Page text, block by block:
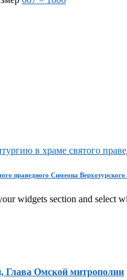
в храме святого
праведного Симеона Верхотурского
widgets section and select
Омской митрополии